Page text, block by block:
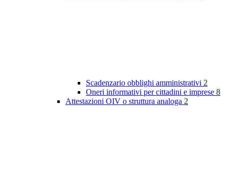
Scadenzario obblighi amministrativi 2
Oneri informativi per cittadini e imprese 8
Attestazioni OIV o struttura analoga 2